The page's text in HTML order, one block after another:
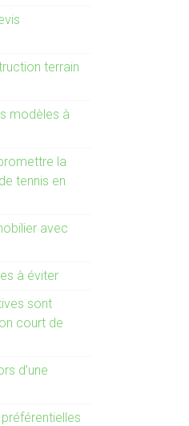
terrain
modèles à
la
tennis en
avec
à éviter
sont
court de
d’une